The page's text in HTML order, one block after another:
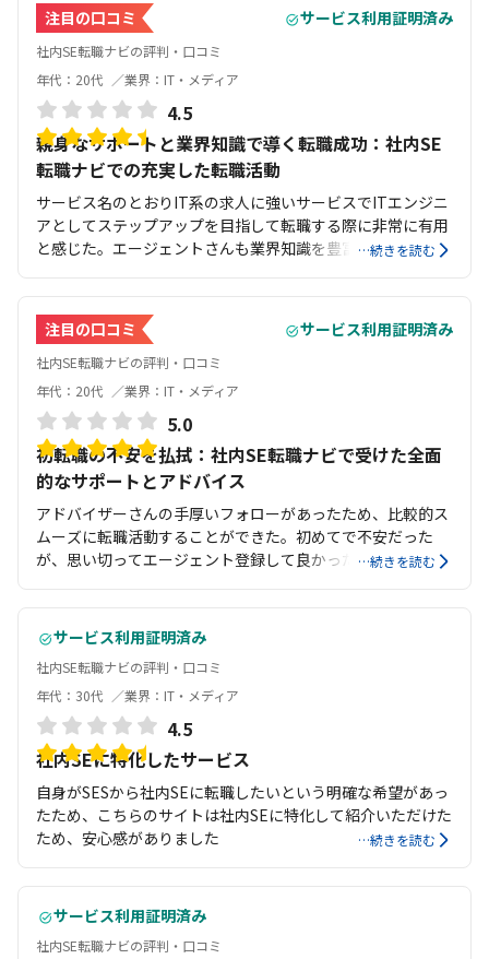
注目の口コミ サービス利用証明済み
社内SE転職ナビの評判・口コミ
年代：20代
業界：IT・メディア
4.5
親身なサポートと業界知識で導く転職成功：社内SE
転職ナビでの充実した転職活動
サービス名のとおりIT系の求人に強いサービスでITエンジニ
アとしてステップアップを目指して転職する際に非常に有用
と感じた。エージェントさんも業界知識を豊富に持ってお
…続きを読む
注目の口コミ サービス利用証明済み
社内SE転職ナビの評判・口コミ
年代：20代
業界：IT・メディア
5.0
初転職の不安を払拭：社内SE転職ナビで受けた全面
的なサポートとアドバイス
アドバイザーさんの手厚いフォローがあったため、比較的ス
ムーズに転職活動することができた。初めてで不安だった
が、思い切ってエージェント登録して良かった。…続きを読む
サービス利用証明済み
社内SE転職ナビの評判・口コミ
年代：30代
業界：IT・メディア
4.5
社内SEに特化したサービス
自身がSESから社内SEに転職したいという明確な希望があっ
たため、こちらのサイトは社内SEに特化して紹介いただけた
ため、安心感がありました
…続きを読む
サービス利用証明済み
社内SE転職ナビの評判・口コミ